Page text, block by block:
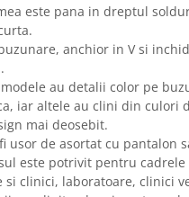
este pana in dreptul
anchior in V si
au detalii color pe
iar altele au clini din culori
mai deosebit.
usor de asortat cu pantalon
este potrivit pentru
si clinici, laboratoare, clinici